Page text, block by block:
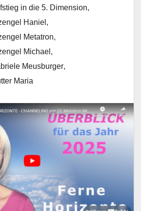
in die 5. Dimension,
Haniel ,
Metatron,
Michael ,
Meusburger,
Maria